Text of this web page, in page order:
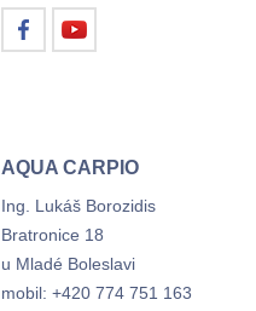
AQUA CARPIO
Ing. Lukáš Borozidis
Bratronice 18
u Mladé Boleslavi
mobil: +420 774 751 163